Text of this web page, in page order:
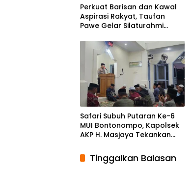
Perkuat Barisan dan Kawal
Aspirasi Rakyat, Taufan
Pawe Gelar Silaturahmi
Parepare
Safari Subuh Putaran Ke-6
MUI Bontonompo, Kapolsek
AKP H. Masjaya Tekankan
Kamtibmas
Tinggalkan Balasan